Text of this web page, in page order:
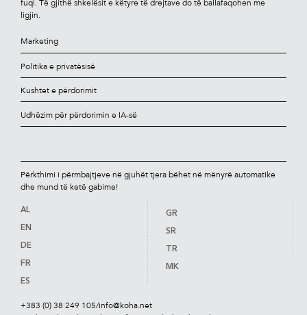
fuqi. Të gjithë shkelësit e këtyre të drejtave do të ballafaqohen me
ligjin.
Marketing
Politika e privatësisë
Kushtet e përdorimit
Udhëzim për përdorimin e IA-së
Përkthimi i përmbajtjeve në gjuhët tjera bëhet në mënyrë automatike
dhe mund të ketë gabime!
AL
EN
DE
FR
ES
GR
SR
TR
MK
+383 (0) 38 249 105/info@koha.net